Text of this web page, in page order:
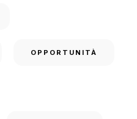
OPPORTUNITÀ